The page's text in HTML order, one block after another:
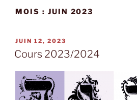
MOIS : JUIN 2023
PUBLIÉ
LE
JUIN 12, 2023
Cours 2023/2024